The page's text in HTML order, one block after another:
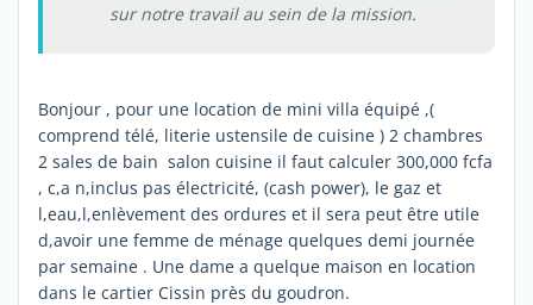
sur notre travail au sein de la mission.
Bonjour , pour une location de mini villa équipé ,(
comprend télé, literie ustensile de cuisine ) 2 chambres
2 sales de bain salon cuisine il faut calculer 300,000 fcfa
, c,a n,inclus pas électricité, (cash power), le gaz et
l,eau,l,enlèvement des ordures et il sera peut être utile
d,avoir une femme de ménage quelques demi journée
par semaine . Une dame a quelque maison en location
dans le cartier Cissin près du goudron.